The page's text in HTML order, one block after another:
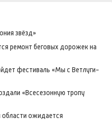
звёзд»
ремонт беговых дорожек на
фестиваль «Мы с Ветлуги-
«Всесезонную тропу
области ожидается